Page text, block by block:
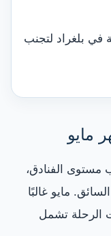
في بلغراد لتجنب
مايو
مستوى الفنادق،
مايو غالبًا
الرحلة تشمل